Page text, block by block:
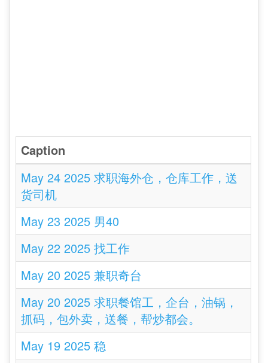
Caption
May 24 2025 求职海外仓，仓库工作，送
货司机
May 23 2025 男40
May 22 2025 找工作
May 20 2025 兼职奇台
May 20 2025 求职餐馆工，企台，油锅，
抓码，包外卖，送餐，帮炒都会。
May 19 2025 稳